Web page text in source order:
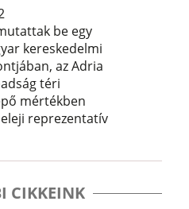
be egy
kereskedelmi
az Adria
téri
mértékben
reprezentatív
CIKKEINK